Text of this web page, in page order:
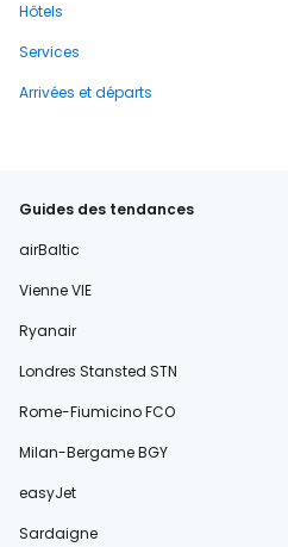
Hôtels
Services
Arrivées et départs
Guides des tendances
airBaltic
Vienne VIE
Ryanair
Londres Stansted STN
Rome-Fiumicino FCO
Milan-Bergame BGY
easyJet
Sardaigne